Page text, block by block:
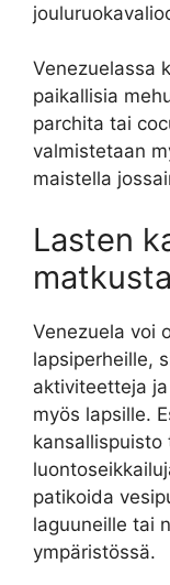
Venezuelassa
paikallisia
parchita tai
valmistetaan
maistella
Lasten
Venezuela voi
lapsiperheille,
aktiviteetteja
myös lapsille.
kansallispuisto
patikoida
laguuneille tai
ympäristössä.